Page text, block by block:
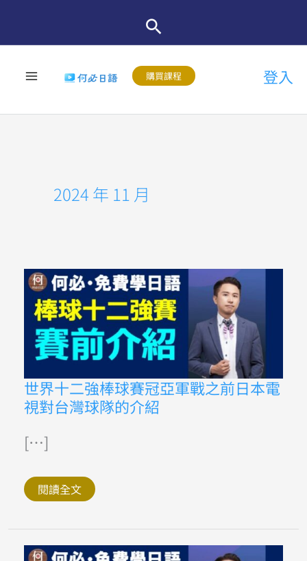
購買課程 登入
2024 年 11 月
世界十二強棒球賽冠亞軍戰之前日本電
視對台灣球隊的介紹
[…]
世
界
十
二
棒
球
亞
軍
戰
前
本
閱讀全文